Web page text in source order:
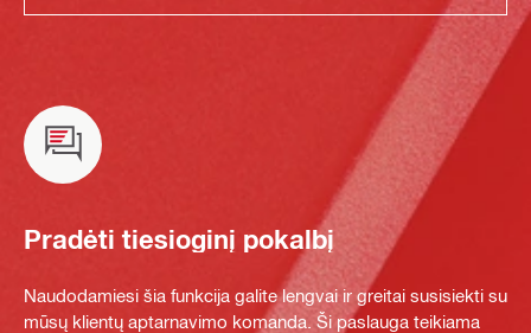
Pradėti tiesioginį pokalbį
Naudodamiesi šia funkcija galite lengvai ir greitai susisiekti su
mūsų klientų aptarnavimo komanda. Ši paslauga teikiama